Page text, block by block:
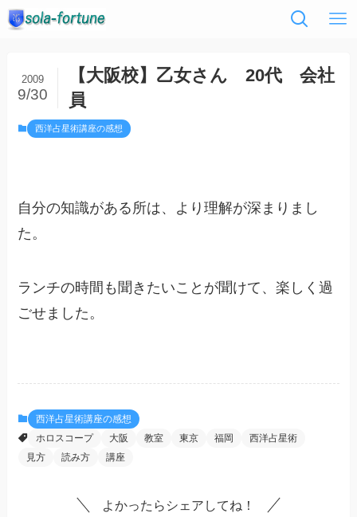
【大阪校】乙女さん 20代 会社
員
2009
9/30
西洋占星術講座の感想
自分の知識がある所は、より理解が深まりまし
た。
ランチの時間も聞きたいことが聞けて、楽しく過
ごせました。
西洋占星術講座の感想
ホロスコープ
大阪 教室 東京 福岡
西洋占星術
見方
読み方 講座
よかったらシェアしてね！